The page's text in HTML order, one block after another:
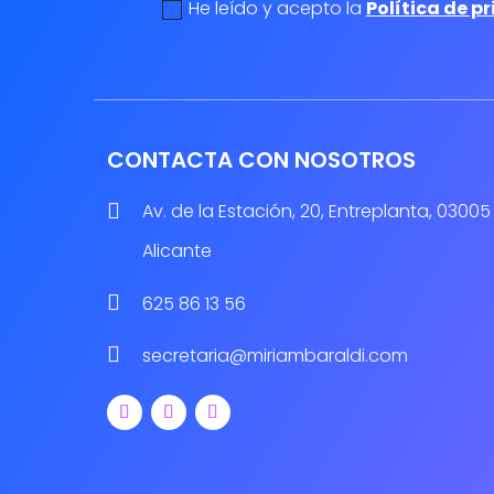
politica de privacidad
He leído y acepto la Política de
CONTACTA CON NOSOTROS

Av. de la Estación, 20, Entreplanta, 03005
Alicante
 625 86 13 56
 secretaria@miriambaraldi.com